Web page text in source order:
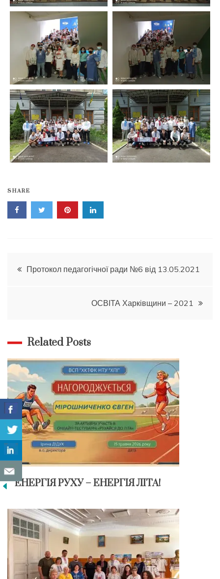
SHARE
Навігація
Протокол педагогічної ради №6 від 13.05.2021
ОСВІТА Харківщини – 2021
Related Posts
ЕНЕРГІЯ РУХУ – ЕНЕРГІЯ ЛІТА!